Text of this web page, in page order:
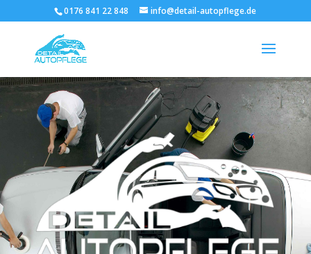
0176 841 22 848 info@detail-autopflege.de